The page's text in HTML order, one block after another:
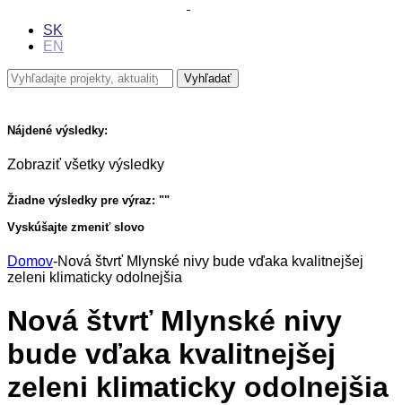
SK
EN
Nájdené výsledky:
Zobraziť všetky výsledky
Žiadne výsledky pre výraz: ""
Vyskúšajte zmeniť slovo
Domov-Nová štvrť Mlynské nivy bude vďaka kvalitnejšej
zeleni klimaticky odolnejšia
Nová štvrť Mlynské nivy
bude vďaka kvalitnejšej
zeleni klimaticky odolnejšia